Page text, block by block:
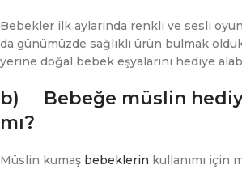
Bebekler ilk aylarında renkli ve sesli
da günümüzde sağlıklı ürün bulmak
yerine doğal bebek eşyalarını hediye
b) Bebeğe müslin
mı?
Müslin kumaş bebeklerin kullanımı için